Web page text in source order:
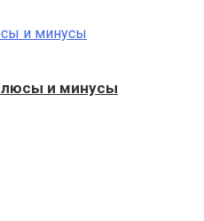
и минусы